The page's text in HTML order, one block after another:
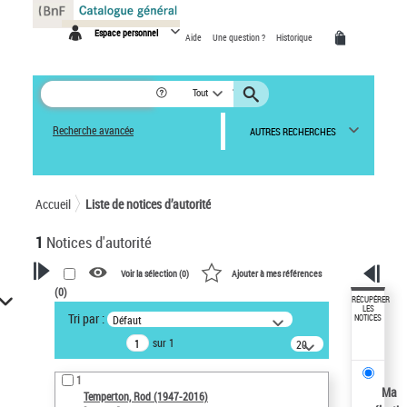
Espace personnel Aide Une question ? Historique
Tout
Recherche avancée AUTRES RECHERCHES
Accueil Liste de notices d’autorité
1 Notices d'autorité
VOTRE RECHERCHE
Recherche avancée dans les
notices d’autorité
Œuvres liées à l'auteur :
Temperton, Rod (1947-2016)
Voir la sélection (0) Ajouter à mes références
(0)
Tri par : Défaut
sur 1
20
résultats/page
1
Temperton, Rod (1947-2016)
RÉCUPÉRER
LES
NOTICES
Ma
Panneau de gestion des cookies